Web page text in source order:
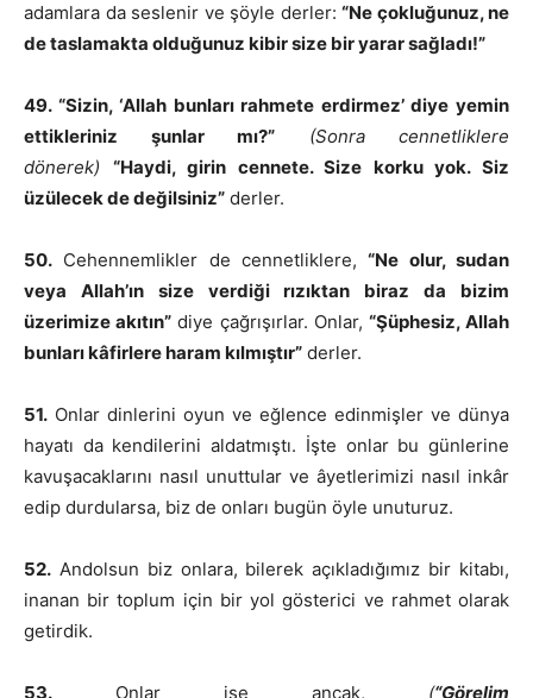
adamlara da seslenir ve şöyle derler: “Ne çokluğunuz, ne
de taslamakta olduğunuz kibir size bir yarar sağladı!”
49. “Sizin, ‘Allah bunları rahmete erdirmez’ diye yemin
ettikleriniz şunlar mı?” (Sonra cennetliklere
dönerek)
“Haydi, girin cennete. Size korku yok. Siz
üzülecek de değilsiniz” derler.
50. Cehennemlikler de cennetliklere,“Ne olur, sudan
veya Allah’ın size verdiği rızıktan biraz da bizim
üzerimize akıtın” diye çağrışırlar. Onlar, “Şüphesiz, Allah
bunları kâfirlere haram kılmıştır” derler.
51. Onlar dinlerini oyun ve eğlence edinmişler ve dünya
hayatı da kendilerini aldatmıştı. İşte onlar bu günlerine
kavuşacaklarını nasıl unuttular ve âyetlerimizi nasıl inkâr
edip durdularsa, biz de onları bugün öyle unuturuz.
52. Andolsun biz onlara, bilerek açıkladığımız bir kitabı,
inanan bir toplum için bir yol gösterici ve rahmet olarak
getirdik.
53. Onlar ise ancak, (“Görelim